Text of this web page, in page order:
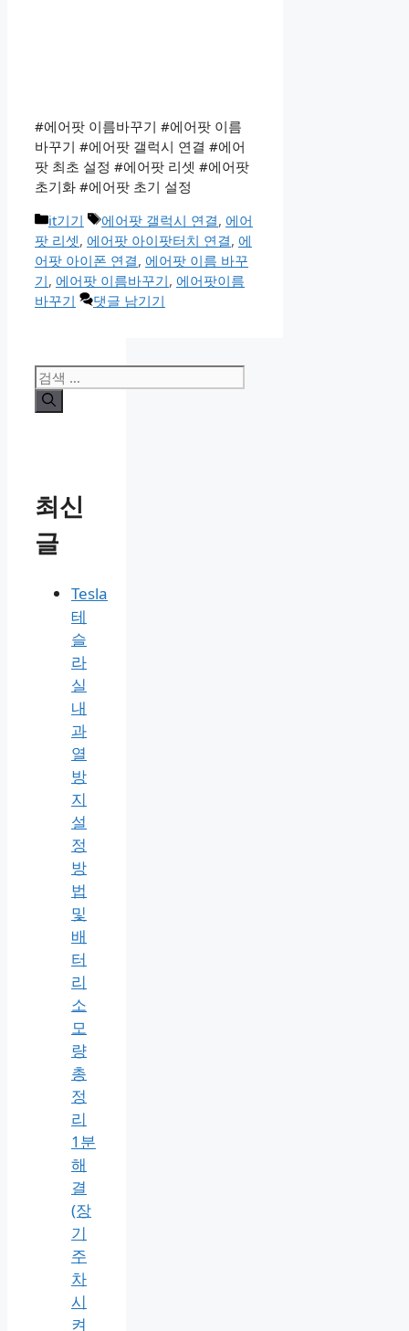
#에어팟 이름바꾸기 #에어팟 이름
바꾸기 #에어팟 갤럭시 연결 #에어
팟 최초 설정 #에어팟 리셋 #에어팟
초기화 #에어팟 초기 설정
카
테
고
리
it기기
태
그
에어팟 갤럭시 연결, 에어
팟 리셋, 에어팟 아이팟터치 연결, 에
어팟 아이폰 연결, 에어팟 이름 바꾸
기, 에어팟 이름바꾸기, 에어팟이름
바꾸기
댓글 남기기
검
색:
최신
글
Tesla
테
슬
라
실
내
과
열
방
지
설
정
방
법
및
배
터
리
소
모
량
총
정
리
1분
해
결
(장
기
주
차
시
켜